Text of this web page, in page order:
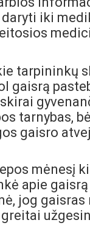
iki
tarpininkų
gaisrą
tarnybas,
gaisro
mėnesį
apie
jog